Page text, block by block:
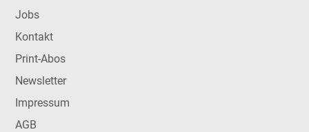
Jobs
Kontakt
Print-Abos
Newsletter
Impressum
AGB